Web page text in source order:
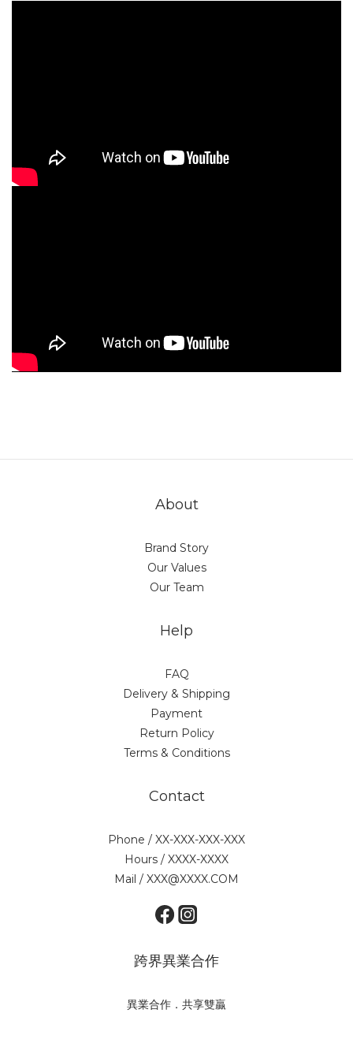
About
Brand Story
Our Values
Our Team
Help
FAQ
Delivery & Shipping
Payment
Return Policy
Terms & Conditions
Contact
Phone / XX-XXX-XXX-XXX
Hours / XXXX-XXXX
Mail / XXX@XXXX.COM
跨界異業合作
異業合作．共享雙贏